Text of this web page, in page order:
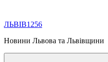
вмісту
ЛЬВІВ1256
Новини Львова та Львівщини